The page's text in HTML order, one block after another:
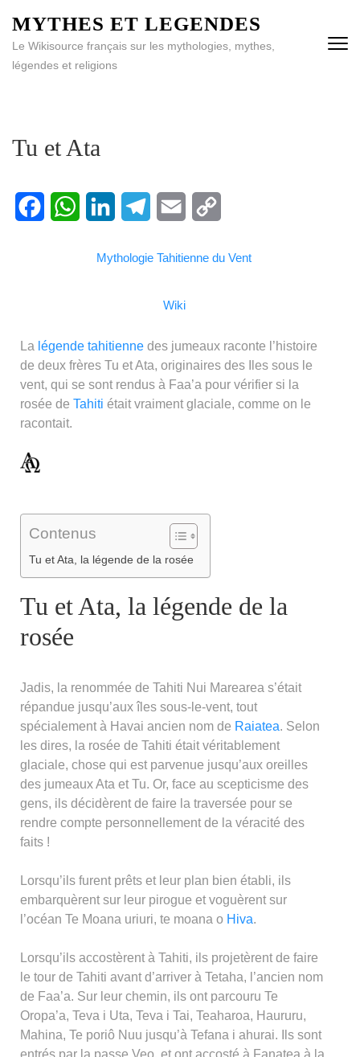
MYTHES ET LEGENDES
Le Wikisource français sur les mythologies, mythes,
légendes et religions
Tu et Ata
Link
Mythologie Tahitienne du Vent
Wiki
La légende tahitienne des jumeaux raconte l’histoire
de deux frères Tu et Ata, originaires des Iles sous le
vent, qui se sont rendus à Faa’a pour vérifier si la
rosée de Tahiti était vraiment glaciale, comme on le
racontait.
Contenus
Tu et Ata, la légende de la rosée
Tu et Ata, la légende de la
rosée
Jadis, la renommée de Tahiti Nui Marearea s’était
répandue jusqu’aux îles sous-le-vent, tout
spécialement à Havai ancien nom de Raiatea. Selon
les dires, la rosée de Tahiti était véritablement
glaciale, chose qui est parvenue jusqu’aux oreilles
des jumeaux Ata et Tu. Or, face au scepticisme des
gens, ils décidèrent de faire la traversée pour se
rendre compte personnellement de la véracité des
faits !
Lorsqu’ils furent prêts et leur plan bien établi, ils
embarquèrent sur leur pirogue et voguèrent sur
l’océan Te Moana uriuri, te moana o Hiva.
Lorsqu’ils accostèrent à Tahiti, ils projetèrent de faire
le tour de Tahiti avant d’arriver à Tetaha, l’ancien nom
de Faa’a. Sur leur chemin, ils ont parcouru Te
Oropa’a, Teva i Uta, Teva i Tai, Teaharoa, Haururu,
Mahina, Te poriô Nuu jusqu’à Tefana i ahurai. Ils sont
entrés par la passe Veo, et ont accosté à Fanatea à la